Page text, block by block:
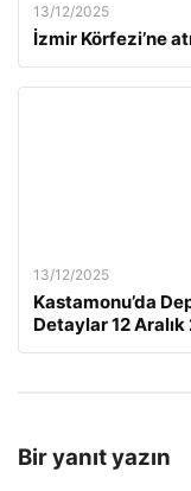
13/12/2025
İzmir Körfezi’ne
13/12/2025
Kastamonu’da
Detaylar 12 Aralık
Bir yanıt yazın